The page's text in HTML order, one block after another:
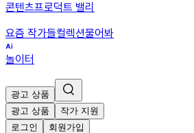
콘텐츠프로덕트 밸리
요즘 작가들컬렉션물어봐
놀이터
광고 상품
광고 상품
작가 지원
로그인
회원가입